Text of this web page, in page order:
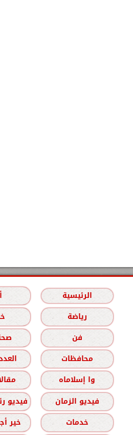
الرئيسية
رياضة
فن
محافظات
وا إسلاماه
فيديو الزمان
فيديو
خدمات
خير